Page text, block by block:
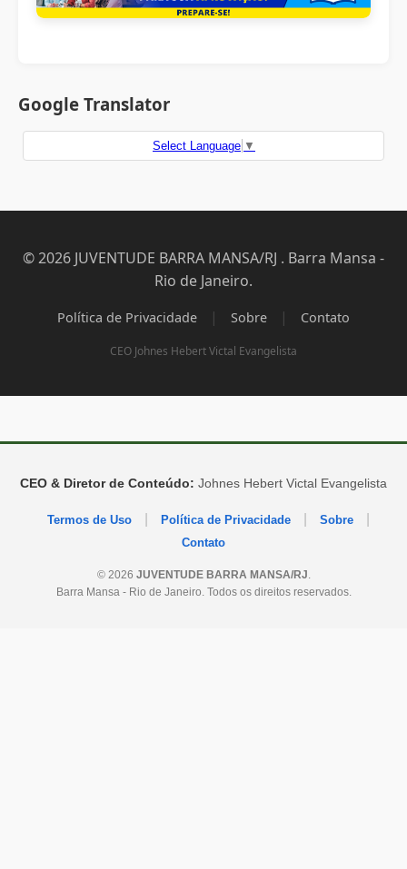
Google Translator
Select Language ▼
© 2026 JUVENTUDE BARRA MANSA/RJ . Barra Mansa -
Rio de Janeiro.
Política de Privacidade | Sobre | Contato
CEO Johnes Hebert Victal Evangelista
CEO & Diretor de Conteúdo: Johnes Hebert Victal Evangelista
Termos de Uso Política de Privacidade Sobre
Contato
© 2026 JUVENTUDE BARRA MANSA/RJ.
Barra Mansa - Rio de Janeiro. Todos os direitos reservados.